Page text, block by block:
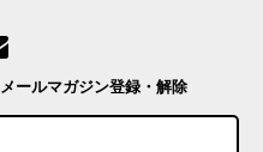
メールマガジン登録・解除